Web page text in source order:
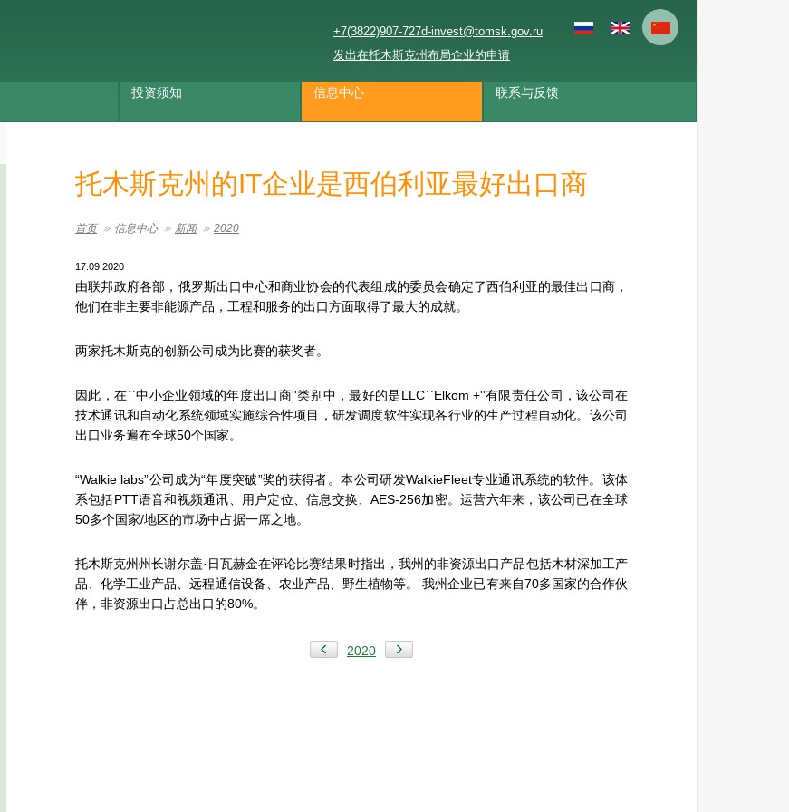
+7(3822)907-727d-invest@tomsk.gov.ru
发出在托木斯克州布局企业的申请
投资须知 信息中心 联系与反馈
托木斯克州的IT企业是西伯利亚最好出口商
首页 信息中心 新闻 2020
17.09.2020
由联邦政府各部，俄罗斯出口中心和商业协会的代表组成的委员会确定了西伯利亚的最佳出口商，
他们在非主要非能源产品，工程和服务的出口方面取得了最大的成就。
两家托木斯克的创新公司成为比赛的获奖者。
因此，在``中小企业领域的年度出口商''类别中，最好的是LLC``Elkom +''有限责任公司，该公司在
技术通讯和自动化系统领域实施综合性项目，研发调度软件实现各行业的生产过程自动化。该公司
出口业务遍布全球50个国家。
“Walkie labs”公司成为“年度突破”奖的获得者。本公司研发WalkieFleet专业通讯系统的软件。该体
系包括PTT语音和视频通讯、用户定位、信息交换、AES-256加密。运营六年来，该公司已在全球
50多个国家/地区的市场中占据一席之地。
托木斯克州州长谢尔盖·日瓦赫金在评论比赛结果时指出，我州的非资源出口产品包括木材深加工产
品、化学工业产品、远程通信设备、农业产品、野生植物等。 我州企业已有来自70多国家的合作伙
伴，非资源出口占总出口的80%。
2020